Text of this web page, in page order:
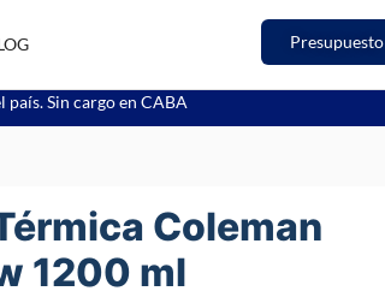
Presupuesto
país. Sin cargo en CABA
Coleman
1200 ml